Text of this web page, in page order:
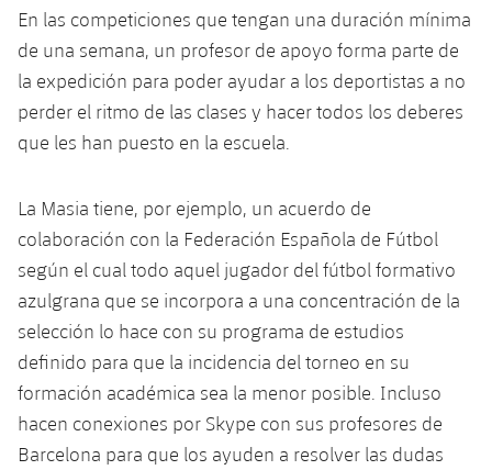
Accesibilidad
Instalaciones
SUB8 B
Historia
Palmarés
Infantil A
Infantil B
Entradas
Resultados
Clasificaciones
Fotos
Palmarés
Calendario
Resultados
Jugadores
Actualidad
Juvenil
Cadete
Infantil
Alevín
Campus Verano
PLUSICON
MÁS
Primer equipo
plusicon
Actualidad
Calendario
Entradas
Resultados
Clasificaciones
Barça Atlètic
plusicon
más
Actualidad
Calendario
Resultados
Jugadores
Base
plusicon
más
Actualidad
Barça C
Campus Verano
PLUSICON
MÁS
Información general
plusicon
más
En las competiciones que tengan una duración mínima
de una semana, un profesor de apoyo forma parte de
la expedición para poder ayudar a los deportistas a no
perder el ritmo de las clases y hacer todos los deberes
que les han puesto en la escuela.
La Masia tiene, por ejemplo, un acuerdo de
colaboración con la Federación Española de Fútbol
según el cual todo aquel jugador del fútbol formativo
azulgrana que se incorpora a una concentración de la
selección lo hace con su programa de estudios
definido para que la incidencia del torneo en su
formación académica sea la menor posible. Incluso
hacen conexiones por Skype con sus profesores de
Barcelona para que los ayuden a resolver las dudas